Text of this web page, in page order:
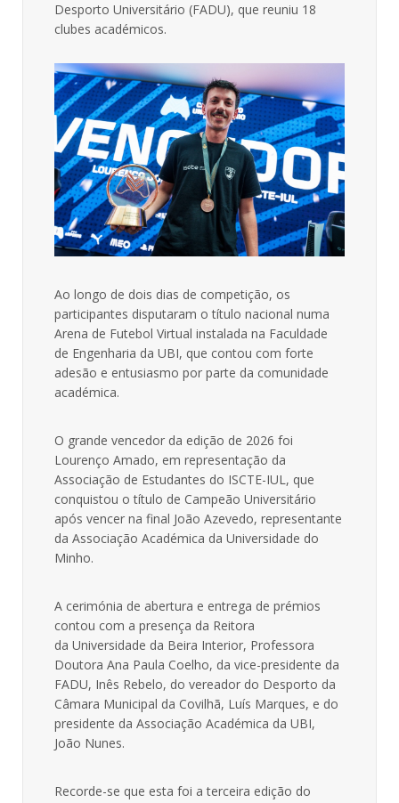
Desporto Universitário (FADU), que reuniu 18
clubes académicos.
Ao longo de dois dias de competição, os
participantes disputaram o título nacional numa
Arena de Futebol Virtual instalada na Faculdade
de Engenharia da UBI, que contou com forte
adesão e entusiasmo por parte da comunidade
académica.
O grande vencedor da edição de 2026 foi
Lourenço Amado, em representação da
Associação de Estudantes do ISCTE-IUL, que
conquistou o título de Campeão Universitário
após vencer na final João Azevedo, representante
da Associação Académica da Universidade do
Minho.
A cerimónia de abertura e entrega de prémios
contou com a presença da Reitora
da Universidade da Beira Interior, Professora
Doutora Ana Paula Coelho, da vice-presidente da
FADU, Inês Rebelo, do vereador do Desporto da
Câmara Municipal da Covilhã, Luís Marques, e do
presidente da Associação Académica da UBI,
João Nunes.
Recorde-se que esta foi a terceira edição do